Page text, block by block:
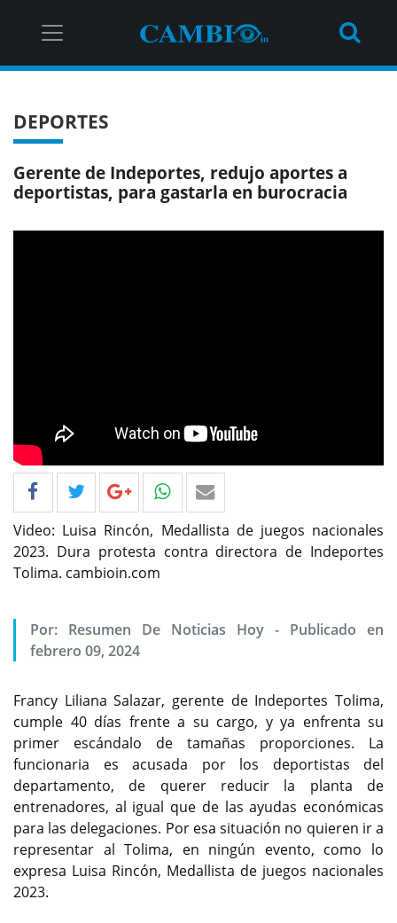
DEPORTES
Gerente de Indeportes, redujo aportes a
deportistas, para gastarla en burocracia
Video: Luisa Rincón, Medallista de juegos nacionales
2023. Dura protesta contra directora de Indeportes
Tolima. cambioin.com
Por: Resumen De Noticias Hoy - Publicado en
febrero 09, 2024
Francy Liliana Salazar, gerente de Indeportes Tolima,
cumple 40 días frente a su cargo, y ya enfrenta su
primer escándalo de tamañas proporciones. La
funcionaria es acusada por los deportistas del
departamento, de querer reducir la planta de
entrenadores, al igual que de las ayudas económicas
para las delegaciones. Por esa situación no quieren ir a
representar al Tolima, en ningún evento, como lo
expresa Luisa Rincón, Medallista de juegos nacionales
2023.